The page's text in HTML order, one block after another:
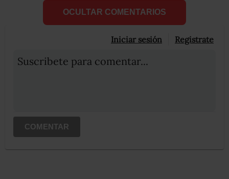
OCULTAR COMENTARIOS
Iniciar sesión Registrate
Suscribete para comentar...
COMENTAR